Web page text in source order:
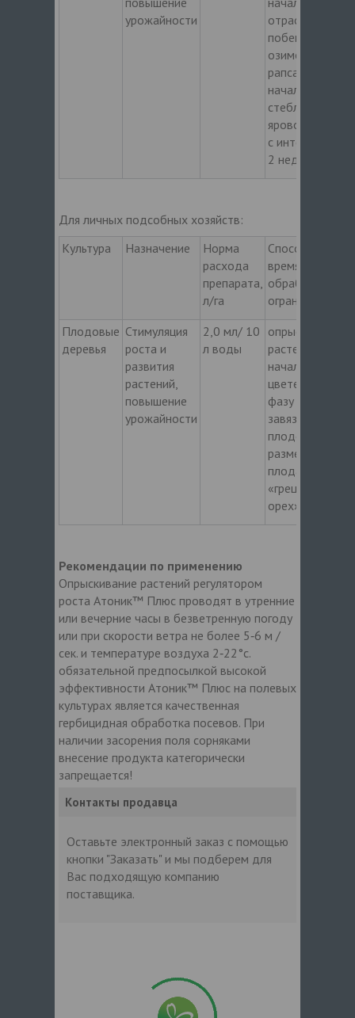
урожайности
отрастания
побегов
озимого
рапса и
начала
стеблевания
ярового рапса
с интервалом
2 недели
Для личных подсобных хозяйств:
Культура
Назначение
Норма
расхода
препарата,
л/га
Способ,
время
обработки,
ограничения
Плодовые
деревья
Стимуляция
роста и
развития
растений,
повышение
урожайности
2,0 мл/ 10
л воды
опрыскивание
растений в
начале
цветения, в
фазу
завязывания
плодов и при
размере
плода ‑
«грецкий
орех».
Рекомендации по применению
Опрыскивание растений регулятором
роста Атоник™ Плюс проводят в утренние
или вечерние часы в безветренную погоду
или при скорости ветра не более 5‑6 м /
сек. и температуре воздуха 2‑22°с.
обязательной предпосылкой высокой
эффективности Атоник™ Плюс на полевых
культурах является качественная
гербицидная обработка посевов. При
наличии засорения поля сорняками
внесение продукта категорически
запрещается!
Контакты продавца
Оставьте электронный заказ с помощью
кнопки "Заказать" и мы подберем для
Вас подходящую компанию
поставщика.